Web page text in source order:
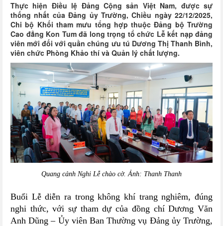
Thực hiện Điều lệ Đảng Cộng sản Việt Nam, được sự
thống nhất của Đảng ủy Trường, Chiều ngày 22/12/2025,
Chi bộ Khối tham mưu tổng hợp thuộc Đảng bộ Trường
Cao đẳng Kon Tum đã long trọng tổ chức Lễ kết nạp đảng
viên mới đối với quần chúng ưu tú Dương Thị Thanh Bình,
viên chức Phòng Khảo thí và Quản lý chất lượng.
Quang cảnh Nghi Lễ chào cờ. Ảnh: Thanh Thanh
Buổi Lễ diễn ra trong không khí trang nghiêm, đúng
nghi thức, với sự tham dự của đồng chí Dương Văn
Anh Dũng – Ủy viên Ban Thường vụ Đảng ủy Trường,